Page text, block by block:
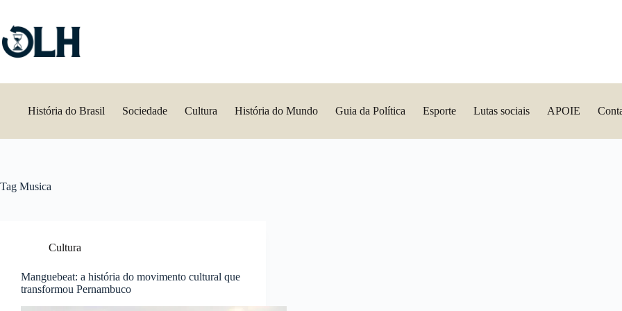
conteúdo
História do Brasil Sociedade Cultura História do Mundo Guia da Política Esporte Lutas sociais APOIE
Tag Musica
Cultura
Manguebeat: a história do movimento cultural que
transformou Pernambuco